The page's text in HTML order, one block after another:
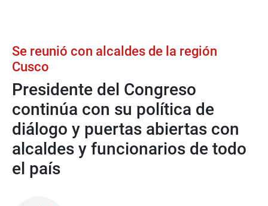
Se reunió con alcaldes de la región
Cusco
Presidente del Congreso
continúa con su política de
diálogo y puertas abiertas con
alcaldes y funcionarios de todo
el país